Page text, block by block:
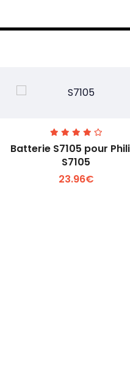
Voir plus +
Batterie S7105 pour
S7105
23.96€